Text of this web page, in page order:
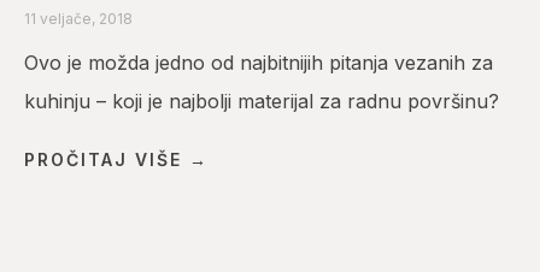
11 veljače, 2018
Ovo je možda jedno od najbitnijih pitanja vezanih za
kuhinju – koji je najbolji materijal za radnu površinu?
PROČITAJ VIŠE →